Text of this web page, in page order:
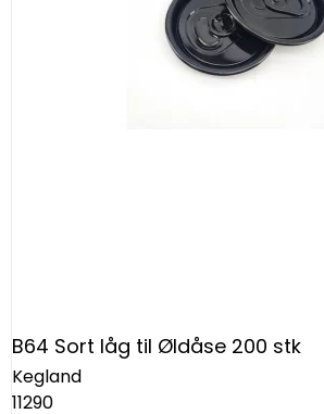
B64 Sort låg til Øldåse 200 stk
Kegland
11290